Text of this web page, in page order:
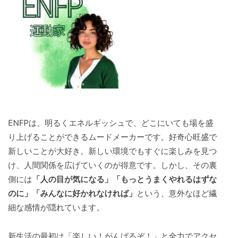
ENFPは、明るくエネルギッシュで、どこにいても場を盛
り上げることができるムードメーカーです。好奇心旺盛で
新しいことが大好き。新しい環境でもすぐに楽しみを見つ
け、人間関係を広げていくのが得意です。しかし、その裏
側には 「人の目が気になる」「もっとうまくやれるはずな
のに」「みんなに好かれなければ」 という、意外なほど繊
細な感情が隠れています。
新生活の最初は「楽しい！がんばるぞ！」と全力でアクセ